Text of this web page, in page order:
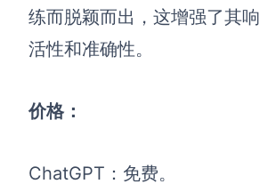
练而脱颖而出，这增强了其
活性和准确性。
价格：
ChatGPT：免费。